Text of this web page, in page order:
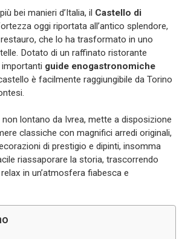
bei manieri d’Italia, il Castello di
oggi riportata all’antico splendore,
restauro, che lo ha trasformato in uno
Dotato di un raffinato ristorante
guide enogastronomiche
è facilmente raggiungibile da Torino
non lontano da Ivrea, mette a disposizione
classiche con magnifici arredi originali,
di prestigio e dipinti, insomma
riassaporare la storia, trascorrendo
in un’atmosfera fiabesca e